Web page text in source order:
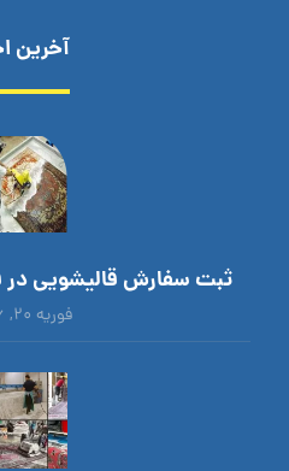
آخرین
ثبت سفارش قالیشویی در
فوریه ۲۰, ۲۰۲۶